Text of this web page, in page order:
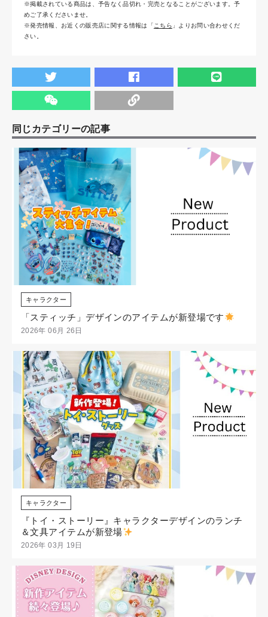
※掲載されている商品は、予告なく品切れ・完売となることがございます。予
めご了承くださいませ。
※発売情報、お近くの販売店に関する情報は「 こちら 」よりお問い合わせくだ
さい。
同じカテゴリーの記事
キャラクター
「スティッチ」デザインのアイテムが新登場です
2026年 06月 26日
キャラクター
『トイ・ストーリー』キャラクターデザインのランチ
＆文具アイテムが新登場
2026年 03月 19日